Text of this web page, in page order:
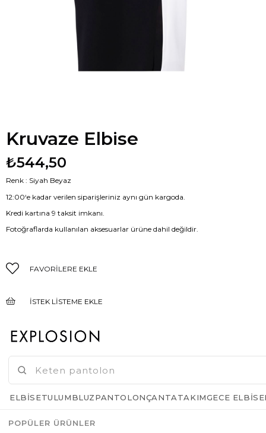
Kruvaze Elbise
₺544,50
Renk : Siyah Beyaz
12:00‘e kadar verilen siparişleriniz aynı gün kargoda.
Kredi kartına 9 taksit imkanı.
Fotoğraflarda kullanılan aksesuarlar ürüne dahil değildir.
FAVORILERE EKLE
İSTEK LISTEME EKLE
ELBISETULUMBLUZPANTOLONÇANTATAKIMGECE
POPÜLER ÜRÜNLER